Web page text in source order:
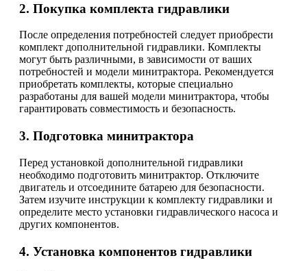
2. Покупка комплекта гидравлики
После определения потребностей следует приобрести
комплект дополнительной гидравлики. Комплекты
могут быть различными, в зависимости от ваших
потребностей и модели минитрактора. Рекомендуется
приобретать комплекты, которые специально
разработаны для вашей модели минитрактора, чтобы
гарантировать совместимость и безопасность.
3. Подготовка минитрактора
Перед установкой дополнительной гидравлики
необходимо подготовить минитрактор. Отключите
двигатель и отсоедините батарею для безопасности.
Затем изучите инструкции к комплекту гидравлики и
определите место установки гидравлического насоса и
других компонентов.
4. Установка компонентов гидравлики